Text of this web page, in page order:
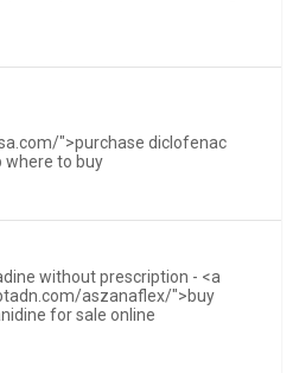
">purchase diclofenac
where to buy
without prescription - <a
aszanaflex/">buy
for sale online